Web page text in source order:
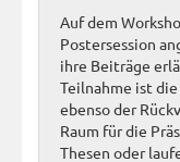
Auf dem
Postersession
ihre Beiträge
Teilnahme ist
ebenso der
Raum für die
Thesen oder